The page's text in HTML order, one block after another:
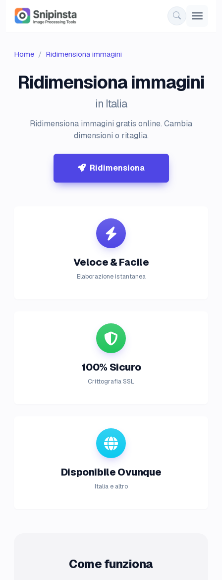
Home Ridimensiona immagini
Ridimensiona immagini
in Italia
Ridimensiona immagini gratis online. Cambia
dimensioni o ritaglia.
Ridimensiona
Veloce & Facile
Elaborazione istantanea
100% Sicuro
Crittografia SSL
Disponibile Ovunque
Italia e altro
Come funziona